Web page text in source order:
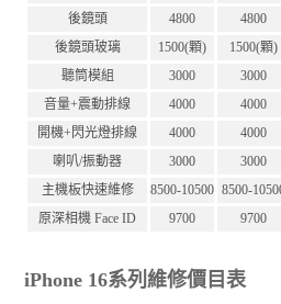
後鏡頭
4800 4800
後鏡頭玻璃
1500(顆) 1500(顆)
聽筒模組
3000 3000
音量+震動排線
4000 4000
開機+閃光燈排線
4000 4000
喇叭/振動器
3000 3000
主機板快速維修
8500-10500 8500-
原深相機 Face ID
9700 9700
iPhone 16系列維修價目表